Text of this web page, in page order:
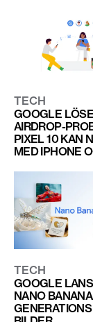
TECH
GOOGLE
AIRDROP-
PIXEL 10 KAN
MED IPHONE
TECH
GOOGLE
NANO